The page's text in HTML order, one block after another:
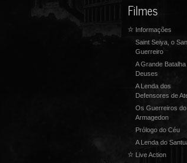
Filmes
☆ Informações
Saint Seiya, o
Guerreiro
A Grande Batalha
Deuses
A Lenda dos
Defensores de
Os Guerreiros do
Armagedon
Prólogo do Céu
A Lenda do
☆ Live Action